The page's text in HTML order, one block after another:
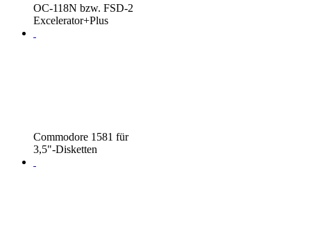
OC-118N bzw. FSD-2
Excelerator+Plus
Commodore 1581 für
3,5"-Disketten